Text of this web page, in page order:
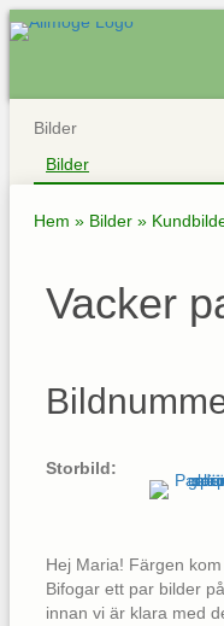
Bilder
Bilder
Hem » Bilder »
Vacker
Storbild:
Hej Maria! Färgen
Bifogar ett par bilder
innan vi är klara med